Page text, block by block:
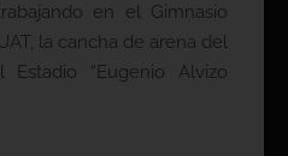
en el Gimnasio
la cancha de arena del
“Eugenio Alvizo